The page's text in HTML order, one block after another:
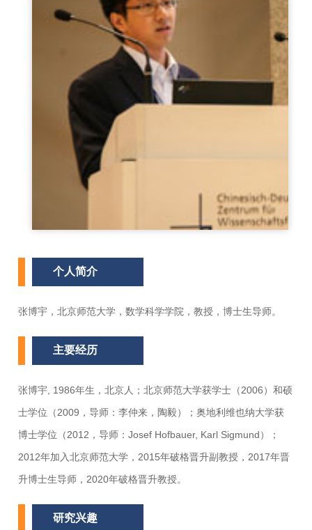
个人简介
张博宇，北京师范大学，数学科学学院，教授，博士生导师。
主要经历
张博宇, 1986年生，北京人；北京师范大学获学士（2006）和硕
士学位（2009，导师：李仲来，陶毅）；奥地利维也纳大学获
博士学位（2012，导师：Josef Hofbauer, Karl Sigmund）；
2012年加入北京师范大学，2015年破格晋升副教授，2017年晋
升博士生导师，2020年破格晋升教授。
研究兴趣